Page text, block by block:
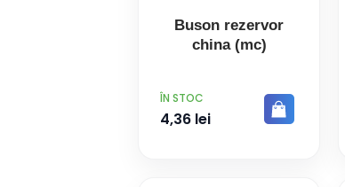
Buson rezervor
china (mc)
PRET
ÎN STOC
4,36 lei